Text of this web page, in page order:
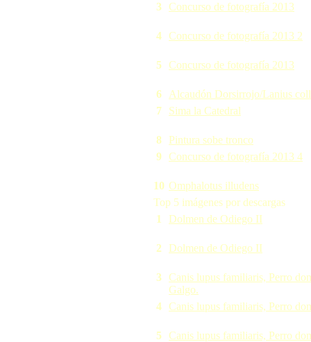
3
Concurso de fotografía 2013
4 Concurso de fotografía 2013 2
5 Concurso de fotografía 2013
6
Alcaudón Dorsirrojo/Lanius
7
Sima la Catedral
8
Pintura sobe tronco
9
Concurso de fotografía 2013 4
10 Omphalotus illudens
Top 5 imágenes por descargas
1
Dolmen de Odiego II
2 Dolmen de Odiego II
3
Canis lupus familiaris, Perro
Galgo.
4
Canis lupus familiaris, Perro
5 Canis lupus familiaris, Perro